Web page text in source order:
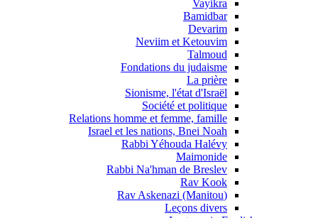
Vayikra
Bamidbar
Devarim
Neviim et Ketouvim
Talmoud
Fondations du judaisme
La prière
Sionisme, l'état d'Israël
Société et politique
Relations homme et femme, famille
Israel et les nations, Bnei Noah
Rabbi Yéhouda Halévy
Maimonide
Rabbi Na'hman de Breslev
Rav Kook
(Rav Askenazi (Manitou
Leçons divers